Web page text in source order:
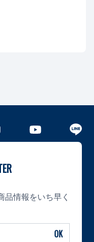
品情報をいち早く
OK